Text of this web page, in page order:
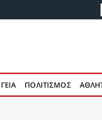
ΠΟΛΙΤΙΣΜΟΣ